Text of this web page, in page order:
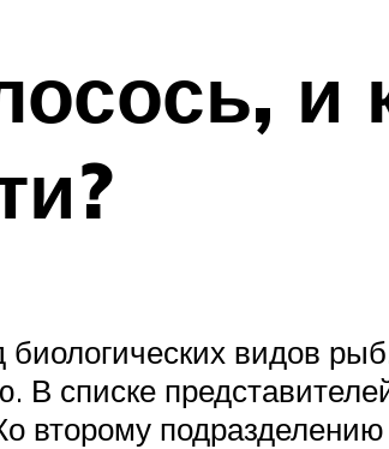
и
видов
В списке
второму